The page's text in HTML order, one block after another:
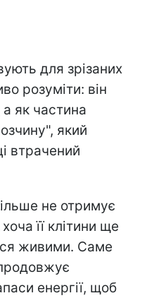
для зрізаних
розуміти: він
як частина
який
втрачений
не отримує
її клітини ще
живими. Саме
енергії, щоб